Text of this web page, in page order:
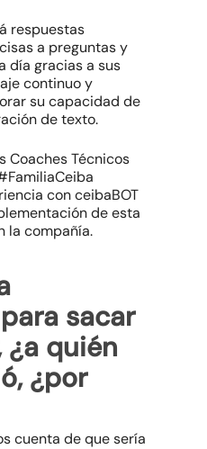
respuestas
a preguntas y
día gracias a sus
continuo y
su capacidad de
de texto.
Coaches Técnicos
con ceibaBOT
de esta
la compañía.
sacar
¿a quién
¿por
cuenta de que sería